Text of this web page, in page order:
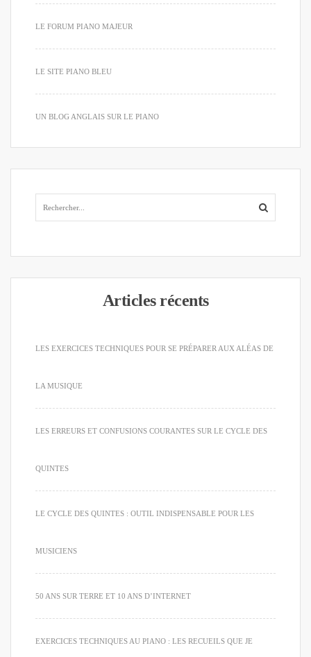
LE FORUM PIANO MAJEUR
LE SITE PIANO BLEU
UN BLOG ANGLAIS SUR LE PIANO
Articles récents
LES EXERCICES TECHNIQUES POUR SE PRÉPARER AUX ALÉAS DE
LA MUSIQUE
LES ERREURS ET CONFUSIONS COURANTES SUR LE CYCLE DES
QUINTES
LE CYCLE DES QUINTES : OUTIL INDISPENSABLE POUR LES
MUSICIENS
50 ANS SUR TERRE ET 10 ANS D’INTERNET
EXERCICES TECHNIQUES AU PIANO : LES RECUEILS QUE JE